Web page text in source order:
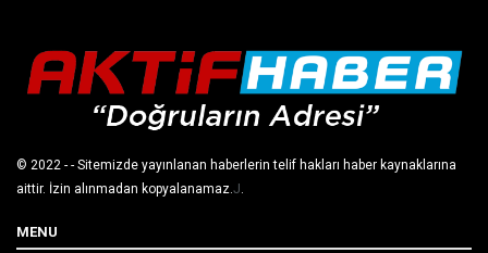
© 2022 - - Sitemizde yayınlanan haberlerin telif hakları haber kaynaklarına
aittir. İzin alınmadan kopyalanamaz. J
MENU